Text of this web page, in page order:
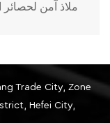
ملاذ آمن لحصائر
Hefei City,